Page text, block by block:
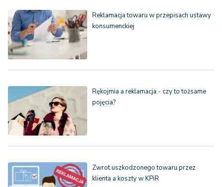
Reklamacja towaru w przepisach ustawy
konsumenckiej
Rękojmia a reklamacja - czy to tożsame
pojęcia?
Zwrot uszkodzonego towaru przez
klienta a koszty w KPiR